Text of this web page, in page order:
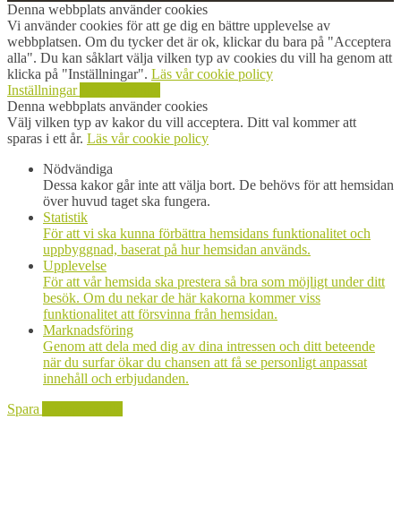
Denna webbplats använder cookies
Vi använder cookies för att ge dig en bättre upplevelse av
webbplatsen. Om du tycker det är ok, klickar du bara på "Acceptera
alla". Du kan såklart välja vilken typ av cookies du vill ha genom att
klicka på "Inställningar". Läs vår cookie policy
Inställningar
Denna webbplats använder cookies
Välj vilken typ av kakor du vill acceptera. Ditt val kommer att
sparas i ett år. Läs vår cookie policy
Nödvändiga
Dessa kakor går inte att välja bort. De behövs för att hemsidan
över huvud taget ska fungera.
Statistik
För att vi ska kunna förbättra hemsidans funktionalitet och
uppbyggnad, baserat på hur hemsidan används.
Upplevelse
För att vår hemsida ska prestera så bra som möjligt under ditt
besök. Om du nekar de här kakorna kommer viss
funktionalitet att försvinna från hemsidan.
Marknadsföring
Genom att dela med dig av dina intressen och ditt beteende
när du surfar ökar du chansen att få se personligt anpassat
innehåll och erbjudanden.
Spara